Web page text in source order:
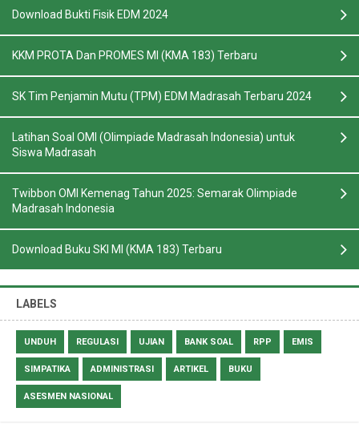
Download Bukti Fisik EDM 2024
KKM PROTA Dan PROMES MI (KMA 183) Terbaru
SK Tim Penjamin Mutu (TPM) EDM Madrasah Terbaru 2024
Latihan Soal OMI (Olimpiade Madrasah Indonesia) untuk
Siswa Madrasah
Twibbon OMI Kemenag Tahun 2025: Semarak Olimpiade
Madrasah Indonesia
Download Buku SKI MI (KMA 183) Terbaru
LABELS
UNDUH REGULASI UJIAN BANK SOAL RPP EMIS
SIMPATIKA ADMINISTRASI ARTIKEL BUKU
ASESMEN NASIONAL